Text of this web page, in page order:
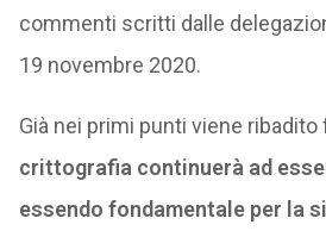
commenti scritti dalle
19 novembre 2020.
Già nei primi punti viene
crittografia continuerà ad
essendo fondamentale per la